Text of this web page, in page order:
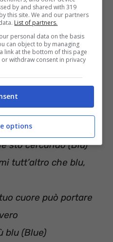
infelice (infelice)
infelice (infelice)
qualcosa
realmente triste
blu royal
sto cercando (Blu)
tutt’altro che blu,
cuore può portare
blu (Blue)
by and shared with 319
this site. We and our partners
List of partners.
personal data on the basis
can object to by managing
link at the bottom of this page
withdraw consent in privacy
options